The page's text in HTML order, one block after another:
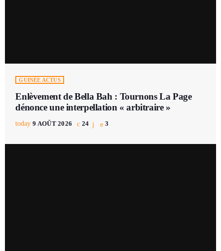
GUINÉE ACTUS
Enlèvement de Bella Bah : Tournons La Page
dénonce une interpellation « arbitraire »
today 9 AOÛT 2026 24 3